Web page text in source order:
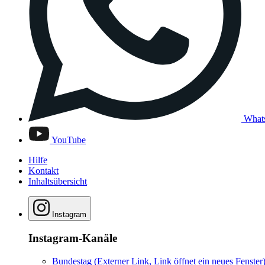
YouTube
Hilfe
Kontakt
Inhaltsübersicht
Instagram
Instagram-Kanäle
Bundestag (Externer Link, Link öffnet ein neues Fenster)